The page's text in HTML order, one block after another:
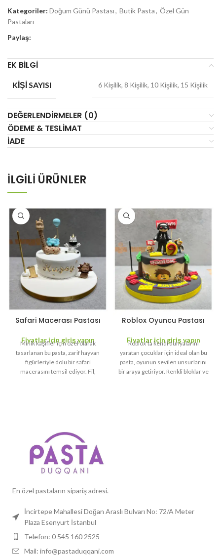
Kategoriler: Doğum Günü Pastası, Butik Pasta, Özel Gün
Pastaları
Paylaş:
EK BILGI
KIŞI SAYISI 6 Kişilik, 8 Kişilik, 10 Kişilik, 15 Kişilik
DEĞERLENDIRMELER (0)
ÖDEME & TESLIMAT
İADE
İLGILI ÜRÜNLER
Safari Macerası Pastası
Fiyatlar için giriş yapın
Minik kaşifler için özel olarak
tasarlanan bu pasta, zarif hayvan
figürleriyle dolu bir safari
macerasını temsil ediyor. Fil,
figürlerle özelleştirilebilir
Boyutlar:
10 kişilik, 20 kişilik ve
daha büyük boyut seçenekleri
Roblox Oyuncu Pastası
Fiyatlar için giriş yapın
Roblox'ta kendi dünyalarını
yaratan çocuklar için ideal olan bu
pasta, oyunun sevilen unsurlarını
bir araya getiriyor. Renkli bloklar ve
En özel pastaların sipariş adresi.
İncirtepe Mahallesi Doğan Araslı Bulvarı No: 72/A Meter
Plaza Esenyurt İstanbul
Telefon: 0 545 160 2525
Mail: info@pastaduqqani.com